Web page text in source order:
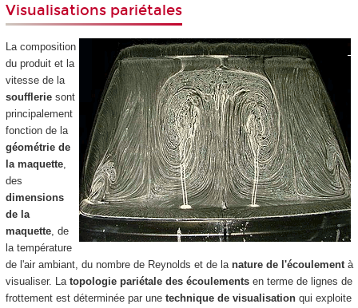
Visualisations pariétales
La composition
du produit et la
vitesse de la
souffleriesont
principalement
fonction de la
géométrie de
la maquette,
des
dimensions
de la
maquette, de
la température
de l'air ambiant, du nombre de Reynolds et de la nature de l'écoulementà
visualiser. La topologie pariétale des écoulementsen terme de lignes de
frottement est déterminée par une technique de visualisationqui exploite